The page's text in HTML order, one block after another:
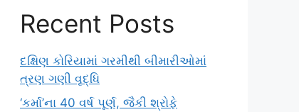
Recent Posts
દક્ષિણ કોરિયામાં ગરમીથી બીમારીઓમાં
ત્રણ ગણી વૃદ્ધિ
‘કર્મા’ના 40 વર્ષ પૂર્ણ, જૈકી શ્રોફે